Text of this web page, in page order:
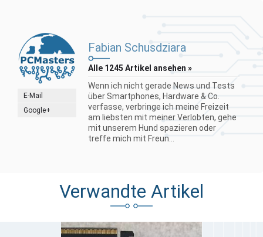
E-Mail
Google+
Fabian Schusdziara
Alle 1245 Artikel ansehen »
Wenn ich nicht gerade News und Tests
über Smartphones, Hardware & Co.
verfasse, verbringe ich meine Freizeit
am liebsten mit meiner Verlobten, gehe
mit unserem Hund spazieren oder
treffe mich mit Freun...
Verwandte Artikel